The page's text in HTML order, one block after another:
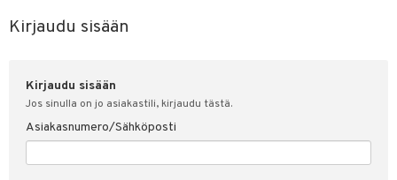
Luontaistuotteet
Fitness
Koti & Sisustus
Lelut, Lapsi & Vauva
Kirjaudu sisään
Kirjaudu sisään
Jos sinulla on jo asiakastili, kirjaudu tästä.
Asiakasnumero/Sähköposti
& vastauksia